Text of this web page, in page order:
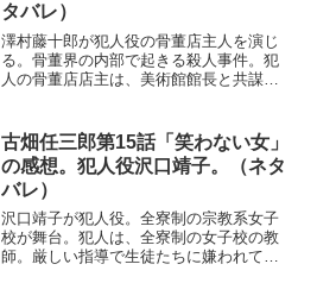
タバレ）
澤村藤十郎が犯人役の骨董店主人を演じ
る。骨董界の内部で起きる殺人事件。犯
人の骨董店店主は、美術館館長と共謀し
しようとしたため、強盗を装って殺害し
てしまう。古畑の捜査が進...
古畑任三郎第15話「笑わない女」
の感想。犯人役沢口靖子。（ネタ
バレ）
沢口靖子が犯人役。全寮制の宗教系女子
校が舞台。犯人は、全寮制の女子校の教
師。厳しい指導で生徒たちに嫌われてい